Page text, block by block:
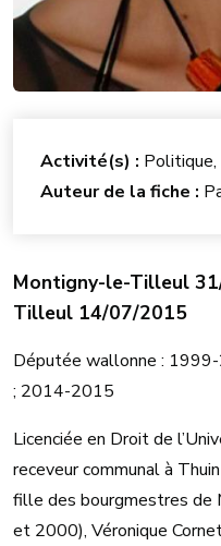
Montigny-le-Tilleul
Tilleul 14/07/2015
Députée wallonne :
; 2014-2015
Licenciée en Droit de
receveur communal à
fille des bourgmestres
et 2000), Véronique
Activité(s) :
Auteur de la fiche :